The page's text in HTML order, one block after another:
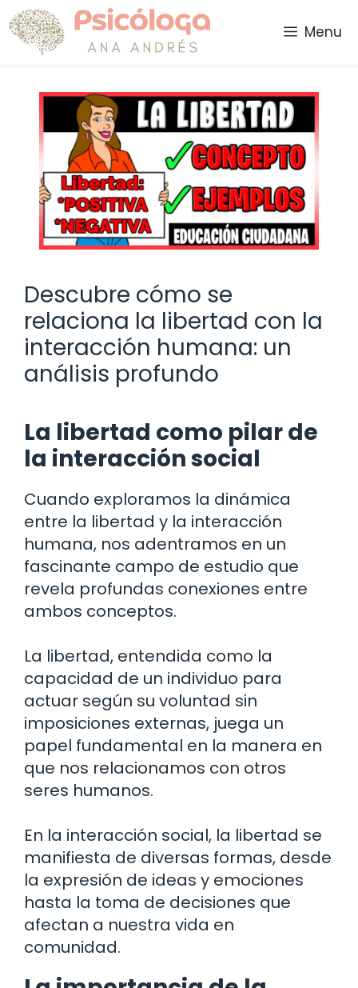
Saltar
al
contenido
Menu
Descubre cómo se
relaciona la libertad con la
interacción humana: un
análisis profundo
La libertad como pilar de
la interacción social
Cuando exploramos la dinámica
entre la libertad y la interacción
humana, nos adentramos en un
fascinante campo de estudio que
revela profundas conexiones entre
ambos conceptos.
La libertad, entendida como la
capacidad de un individuo para
actuar según su voluntad sin
imposiciones externas, juega un
papel fundamental en la manera en
que nos relacionamos con otros
seres humanos.
En la interacción social, la libertad se
manifiesta de diversas formas, desde
la expresión de ideas y emociones
hasta la toma de decisiones que
afectan a nuestra vida en
comunidad.